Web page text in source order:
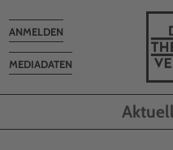
MEDIADATEN
Toggle
navigation
ANMELDEN